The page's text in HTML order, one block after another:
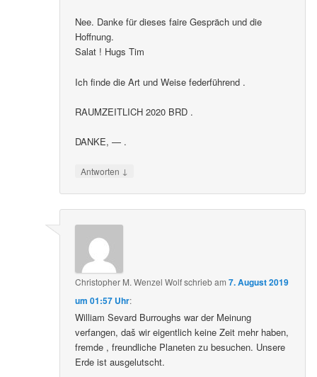
Nee. Danke für dieses faire Gespräch und die
Hoffnung.
Salat ! Hugs Tim
Ich finde die Art und Weise federführend .
RAUMZEITLICH 2020 BRD .
DANKE, — .
Antworten ↓
Christopher M. Wenzel Wolfschriebam7. August 2019
um 01:57 Uhr:
William Sevard Burroughs war der Meinung
verfangen, daš wir eigentlich keine Zeit mehr haben,
fremde , freundliche Planeten zu besuchen. Unsere
Erde ist ausgelutscht.